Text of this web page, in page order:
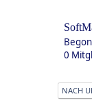
0
NACH